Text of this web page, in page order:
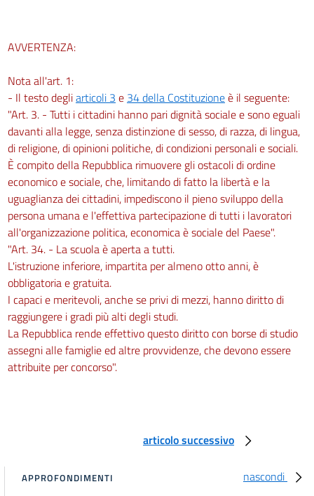
26
27
AVVERTENZA:
Nota all'art. 1:
- Il testo degliarticoli 3 e 34 della Costituzioneè il seguente:
"Art. 3. - Tutti i cittadini hanno pari dignità sociale e sono eguali
davanti alla legge, senza distinzione di sesso, di razza, di lingua,
di religione, di opinioni politiche, di condizioni personali e sociali.
È compito della Repubblica rimuovere gli ostacoli di ordine
economico e sociale, che, limitando di fatto la libertà e la
uguaglianza dei cittadini, impediscono il pieno sviluppo della
persona umana e l'effettiva partecipazione di tutti i lavoratori
all'organizzazione politica, economica è sociale del Paese".
"Art. 34. - La scuola è aperta a tutti.
L'istruzione inferiore, impartita per almeno otto anni, è
obbligatoria e gratuita.
I capaci e meritevoli, anche se privi di mezzi, hanno diritto di
raggiungere i gradi più alti degli studi.
La Repubblica rende effettivo questo diritto con borse di studio
assegni alle famiglie ed altre provvidenze, che devono essere
attribuite per concorso".
articolo successivo
nascondi
APPROFONDIMENTI